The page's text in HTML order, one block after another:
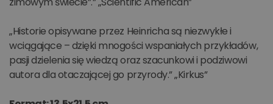
„Historie opisywane przez Heinricha są niezwykłe i
wciągające – dzięki mnogości wspaniałych przykładów,
pasji dzielenia się wiedzą oraz szacunkowi i podziwowi
autora dla otaczającej go przyrody.” „Kirkus”